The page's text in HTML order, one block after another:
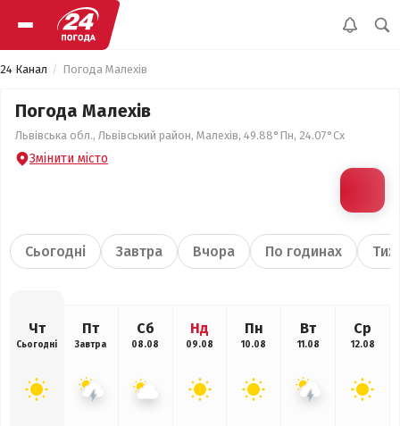
24 Канал Погода Малехів
Погода Малехів
Львівська обл., Львівський район, Малехів, 49.88°Пн, 24.07°Сх
Змінити місто
Сьогодні Завтра Вчора По годинах
Чт
Сьогодні
Пт
Завтра
Сб
08.08
Нд
09.08
Пн
10.08
Вт
11.08
Ср
12.08